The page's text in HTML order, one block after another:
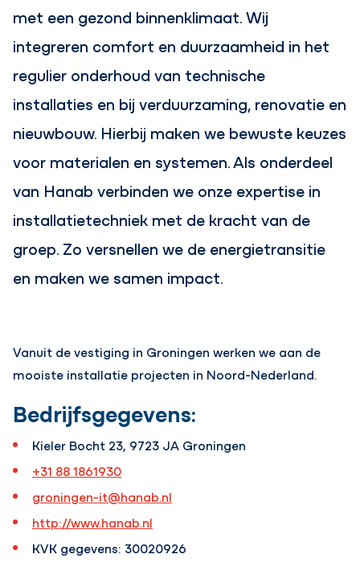
met een gezond binnenklimaat. Wij
integreren comfort en duurzaamheid in het
regulier onderhoud van technische
installaties en bij verduurzaming, renovatie en
nieuwbouw. Hierbij maken we bewuste keuzes
voor materialen en systemen. Als onderdeel
van Hanab verbinden we onze expertise in
installatietechniek met de kracht van de
groep. Zo versnellen we de energietransitie
en maken we samen impact.
Vanuit de vestiging in Groningen werken we aan de
mooiste installatie projecten in Noord-Nederland.
Bedrijfsgegevens:
Kieler Bocht 23, 9723 JA Groningen
+31 88 1861930
groningen-it@hanab.nl
http://www.hanab.nl
KVK gegevens: 30020926